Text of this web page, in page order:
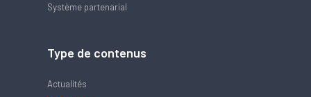
Système partenarial
Type de contenus
Actualités